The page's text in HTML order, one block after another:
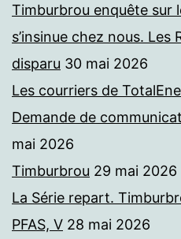
Timburbrou enquête sur
s’insinue chez nous.
disparu 30 mai 2026
Les courriers de
Demande de
mai 2026
Timburbrou 29 mai 2026
La Série repart.
PFAS, V 28 mai 2026